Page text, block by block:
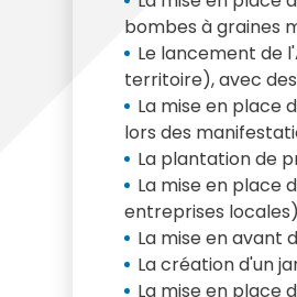
bombes à graines
Le lancement de
territoire), avec
La mise en place
lors des
La plantation de
La mise en place
entreprises
La mise en avant
La création d'un
La mise en place